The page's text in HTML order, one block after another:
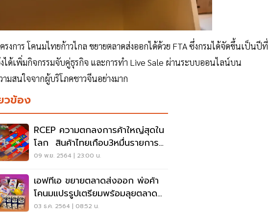
รงการ โคนมไทยก้าวไกล ขยายตลาดส่งออกได้ด้วย FTA ซึ่งกรมได้จัดขึ้นเป็นปี
ด้เพิ่มกิจกรรมจับคู่ธุรกิจ และการทำ Live Sale ผ่านระบบออนไลน์บน
มสนใจจากผู้บริโภคชาวจีนอย่างมาก
วข้อง
RCEP ความตกลงการค้าใหญ่สุดใน
โลก สินค้าไทยเกือบ3หมื่นรายการ
ภาษี 0% ทันที
09 พ.ย. 2564 | 23:00 น.
เอฟทีเอ ขยายตลาดส่งออก พ่อค้า
โคนมแปรรูปเตรียมพร้อมลุยตลาด
จีน
03 ธ.ค. 2564 | 08:52 น.